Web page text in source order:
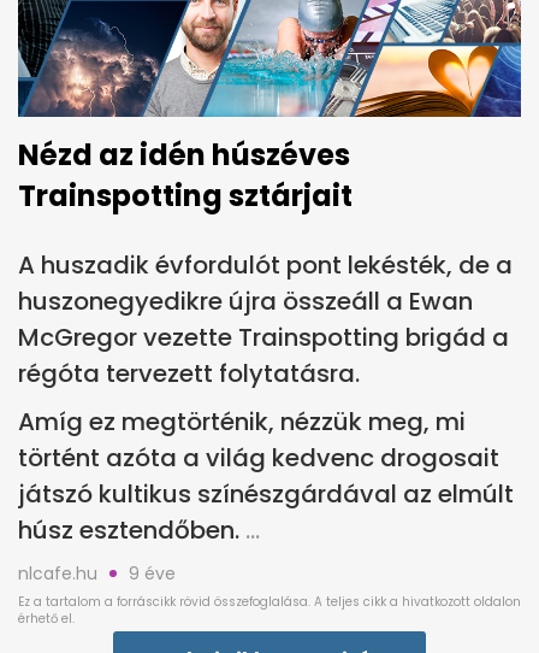
Nézd az idén húszéves
Trainspotting sztárjait
A huszadik évfordulót pont lekésték, de a
huszonegyedikre újra összeáll a Ewan
McGregor vezette Trainspotting brigád a
régóta tervezett folytatásra.
Amíg ez megtörténik, nézzük meg, mi
történt azóta a világ kedvenc drogosait
játszó kultikus színészgárdával az elmúlt
húsz esztendőben.
nlcafe.hu 9 éve